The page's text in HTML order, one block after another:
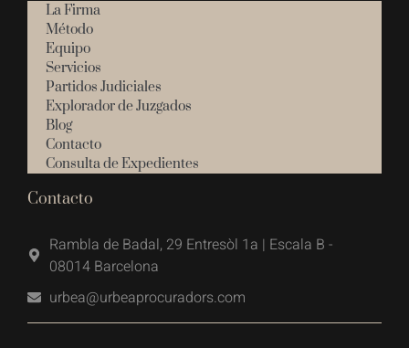
La Firma
Método
Equipo
Servicios
Partidos Judiciales
Explorador de Juzgados
Blog
Contacto
Consulta de Expedientes
Contacto
Rambla de Badal, 29 Entresòl 1a | Escala B -
08014 Barcelona
urbea@urbeaprocuradors.com